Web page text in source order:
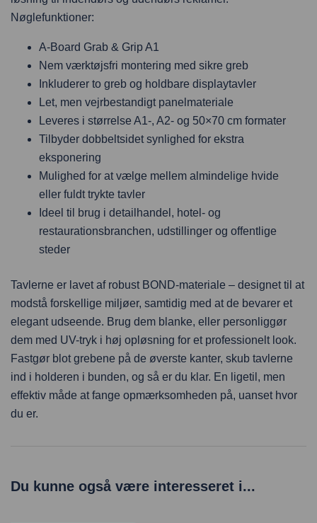
Nøglefunktioner:
A-Board Grab & Grip A1
Nem værktøjsfri montering med sikre greb
Inkluderer to greb og holdbare displaytavler
Let, men vejrbestandigt panelmateriale
Leveres i størrelse A1-, A2- og 50×70 cm formater
Tilbyder dobbeltsidet synlighed for ekstra
eksponering
Mulighed for at vælge mellem almindelige hvide
eller fuldt trykte tavler
Ideel til brug i detailhandel, hotel- og
restaurationsbranchen, udstillinger og offentlige
steder
Tavlerne er lavet af robust BOND-materiale – designet til at
modstå forskellige miljøer, samtidig med at de bevarer et
elegant udseende. Brug dem blanke, eller personliggør
dem med UV-tryk i høj opløsning for et professionelt look.
Fastgør blot grebene på de øverste kanter, skub tavlerne
ind i holderen i bunden, og så er du klar. En ligetil, men
effektiv måde at fange opmærksomheden på, uanset hvor
du er.
Du kunne også være interesseret i...